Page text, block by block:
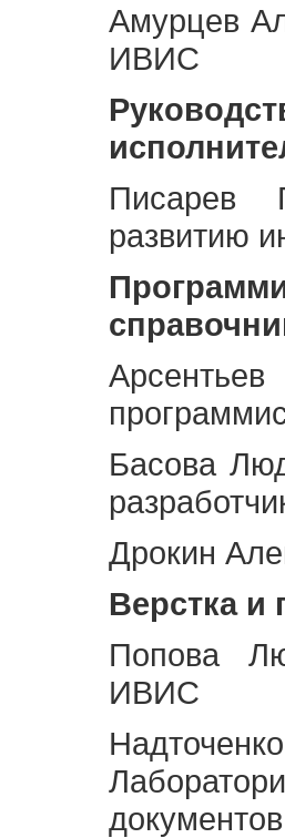
Амурцев
ИВИС
Писарев
развитию
Басова
Дрокин
Верстка и
Попова
ИВИС